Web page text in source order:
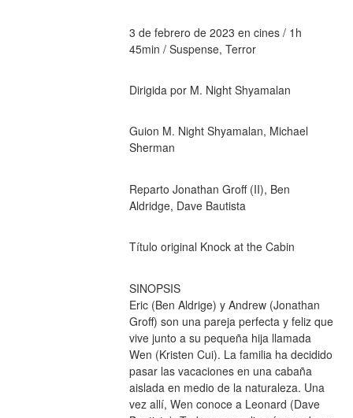
3 de febrero de 2023 en cines / 1h
45min / Suspense, Terror
Dirigida por M. Night Shyamalan
Guion M. Night Shyamalan, Michael
Sherman
Reparto Jonathan Groff (II), Ben
Aldridge, Dave Bautista
Título original Knock at the Cabin
SINOPSIS
Eric (Ben Aldrige) y Andrew (Jonathan
Groff) son una pareja perfecta y feliz que
vive junto a su pequeña hija llamada
Wen (Kristen Cui). La familia ha decidido
pasar las vacaciones en una cabaña
aislada en medio de la naturaleza. Una
vez allí, Wen conoce a Leonard (Dave